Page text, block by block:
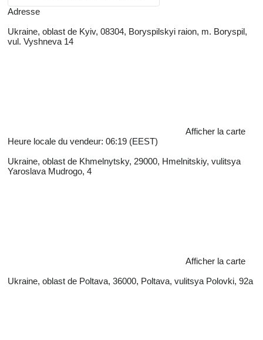
Adresse
Ukraine, oblast de Kyiv, 08304, Boryspilskyi raion, m. Boryspil,
vul. Vyshneva 14
Afficher la carte
Heure locale du vendeur: 06:19 (EEST)
Ukraine, oblast de Khmelnytsky, 29000, Hmelnitskiy, vulitsya
Yaroslava Mudrogo, 4
Afficher la carte
Ukraine, oblast de Poltava, 36000, Poltava, vulitsya Polovki, 92a